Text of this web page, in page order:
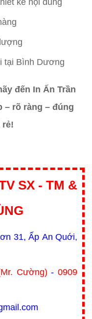
tại Bình Dương
đến In Ấn Trần
– rõ ràng – đúng
rẻ!
SX - TM &
31, Ấp An Quới,
Cường) - 0909